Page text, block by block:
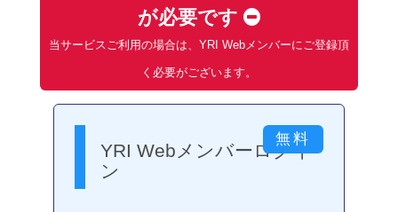
が必要です
当サービスご利用の場合は、YRI Webメンバーにご登録頂
く必要がございます。
YRI Webメンバーログイ
ン